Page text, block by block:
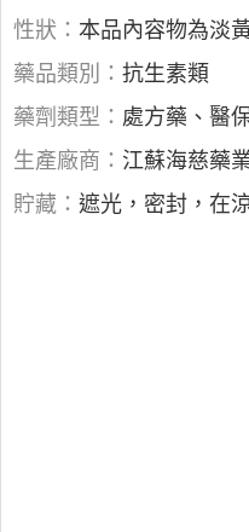
性狀： 本品內容物為淡
藥品類別： 抗生素類
藥劑類型： 處方藥、醫
生產廠商： 江蘇海慈藥
貯藏： 遮光，密封，在